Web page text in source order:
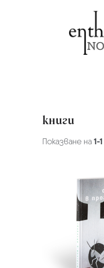
книги
Показване на1-1